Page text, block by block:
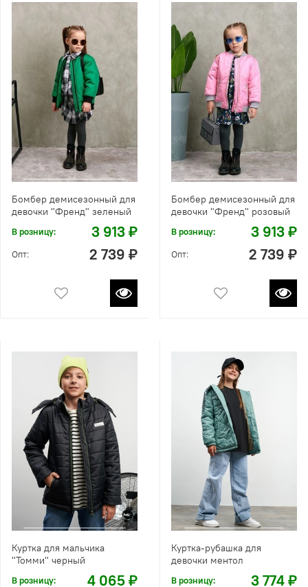
Бомбер демисезонный для
девочки "Френд" зеленый
В розницу: 3 913 ₽
Опт: 2 739 ₽
Бомбер демисезонный для
девочки "Френд" розовый
В розницу: 3 913 ₽
Опт: 2 739 ₽
Куртка для мальчика
"Томми" черный
В розницу: 4 065 ₽
Куртка-рубашка для
девочки ментол
В розницу: 3 774 ₽